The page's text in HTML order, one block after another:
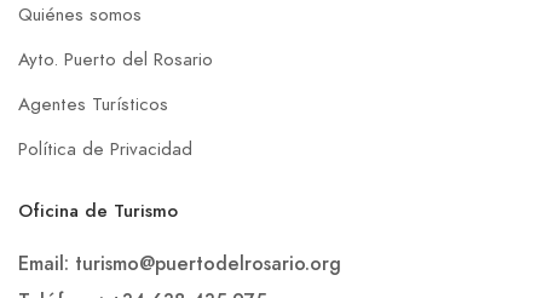
Quiénes somos
Ayto. Puerto del Rosario
Agentes Turísticos
Política de Privacidad
Oficina de Turismo
Email: turismo@puertodelrosario.org